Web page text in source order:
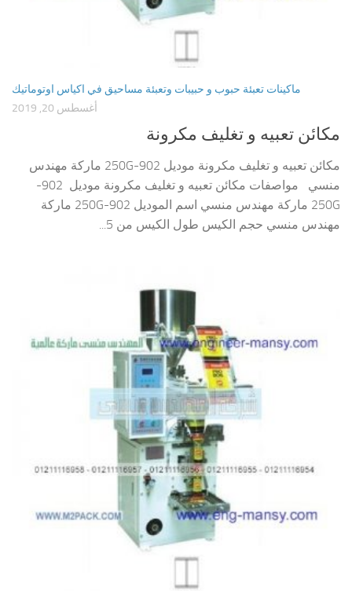
ماكينات تعبئة حبوب و حبيبات وتعبئة مساحيق في اكياس اوتوماتيك
أغسطس 20, 2019
مكائن تعبيه و تغليف مكرونة
مكائن تعبيه و تغليف مكرونة موديل 902-250G ماركة مهندس
منسي مواصفات مكائن تعبيه و تغليف مكرونة موديل 902-
250G ماركة مهندس منسي اسم الموديل 902-250G ماركة
مهندس منسي حجم الكيس طول الكيس من 5...